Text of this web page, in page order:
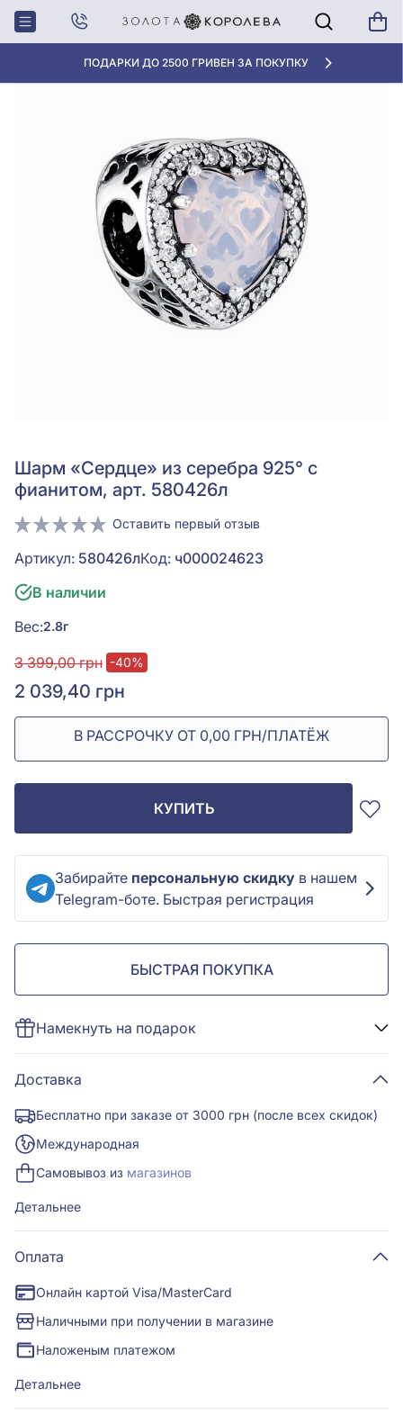
ПОДАРКИ ДО 2500 ГРИВЕН ЗА ПОКУПКУ
Главная Шарм «Сердце» из серебра 925° с фианитом, арт. 580426л
Шарм «Сердце» из серебра 925° с
фианитом, арт. 580426л
Оставить первый отзыв
Артикул: 580426лКод: ч000024623
В наличии
Вес:2.8г
3 399,00 грн -40%
2 039,40 грн
В РАССРОЧКУ ОТ 0,00 ГРН/ПЛАТЁЖ
КУПИТЬ
Забирайте персональную скидку в нашем
Telegram-боте. Быстрая регистрация
БЫСТРАЯ ПОКУПКА
Намекнуть на подарок
Доставка
Бесплатно при заказе от 3000 грн (после всех скидок)
Международная
Самовывоз из магазинов
Детальнее
Оплата
Онлайн картой Visa/MasterCard
Наличными при получении в магазине
Наложеным платежом
Детальнее